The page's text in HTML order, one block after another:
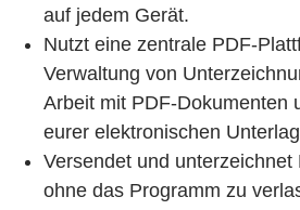
auf jedem Gerät.
Nutzt eine zentrale PDF-
Verwaltung von
Arbeit mit PDF-Dokumenten
eurer elektronischen
Versendet und unterzeichnet
ohne das Programm zu